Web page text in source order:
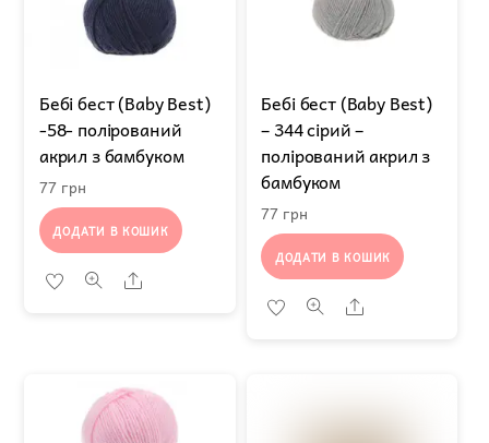
Бебі бест (Baby Best)
-58- полірований
акрил з бамбуком
77 грн
ДОДАТИ В КОШИК
Share
Бебі бест (Baby Best)
– 344 сірий –
полірований акрил з
бамбуком
77 грн
ДОДАТИ В КОШИК
Share